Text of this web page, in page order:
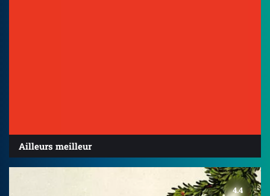
Ailleurs meilleur
4.4